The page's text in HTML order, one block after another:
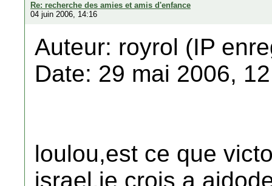
Re: recherche des amies et amis d'enfance
04 juin 2006, 14:16
Auteur: royrol (IP
Date: 29 mai 2006,
loulou,est ce que
israel,je crois a